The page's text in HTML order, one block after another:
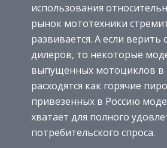
использования
рынок мототехники
развивается. А если верить
дилеров, то некоторые
выпущенных мотоциклов в
расходятся как горячие
привезенных в Россию
хватает для полного
потребительского спроса.